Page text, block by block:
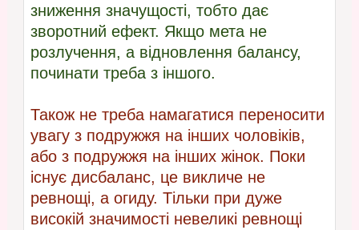
зниження значущості, тобто дає
зворотний ефект. Якщо мета не
розлучення, а відновлення балансу,
починати треба з іншого.
Також не треба намагатися переносити
увагу з подружжя на інших чоловіків,
або з подружжя на інших жінок. Поки
існує дисбаланс, це викличе не
ревнощі, а огиду. Тільки при дуже
високій значимості невеликі ревнощі